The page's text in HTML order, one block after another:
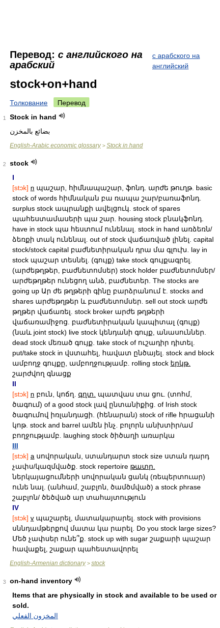
Перевод: с английского на
арабский
с арабского на
английский
stock+on+hand
Толкование Перевод
1
Stock in hand
بضائع بالمخزن
English-Arabic economic glossary> Stock in hand
2
stock
I
[stɔk] n պաշար, հիմնապաշար, ֆոնդ. արժե թուղթ. basic
stock of words հիմնական բա ռապա շար/բառաֆոնդ.
surplus stock ապրանքի ավելցուկ. stock of spares
պահեստամասերի պա շար. housing stock բնակֆոնդ.
have in stock պա հեստում ունենալ. stock in hand առձեռն/
ձեռքի տակ ունենալ. out of stock վաճառված լինել. capital
stock/stock capital բաժնետիրական դրա մա գլուխ. lay in
stock պաշար տեսնել. (գույք) take stock գույքագրել.
(արժեթղթեր, բաժնետոմսեր) stock holder բաժնետոմսեր/
արժեթղթեր ունեցող անձ, բաժնետեր. The stocks are
going up Ար ժե թղթերի գինը բարձրանում է. stocks and
shares արժեթղթեր և բաժնետոմսեր. sell out stock արժե
թղթեր վաճառել. stock broker արժե թղթերի
վաճառամիջոց. բաժնետիրական կապիտալ (գույք)
(նաև joint stock) live stock կենդանի գույք, անասուններ.
dead stock մեռած գույք. take stock of ուշադիր դիտել.
put/take stock in վստահել, հավատ ընծայել. stock and block
ամբողջ գույքը, ամբողջությամբ. rolling stock երկթ.
շարժվող գնացք
II
[stɔk] n բուն, կոճղ. գղտ.
պատվաս տա ցու. (տոհմ,
ծագում) of a good stock լավ ընտանիքից. of Irish stock
ծագումով իռլանդացի. (հենարան) stock of rifle հրացանի
կոթ. stock and barrel ամեն ինչ. բոլորն անխտիր/ամ
բողջությամբ. laughing stock ծիծաղի առարկա
III
[stɔk] a սովորական, ստանդարտ stock size ստան դարդ
չափս/կազմվածք. stock repertoire թատր.
ներկայացումների սովորական ցանկ (ռեպերտուար)
ունե նալ. (անհամ, շաբլոն, ծամծմված) a stock phrase
շաբլոն/ ծեծված ար տահայտություն
IV
[stɔk] v պաշարել, մատակարարել. stock with provisions
սննդամթերքով մատա կա րարել. Do you stock large sizes?
Մեծ չափսեր ունե՞ք. stock up with sugar շաքարի պաշար
հավաքել, շաքար պահեստավորել
English-Armenian dictionary> stock
3
on-hand inventory
Items that are physically in stock and available to be used or
sold.
المخزون الفعلي